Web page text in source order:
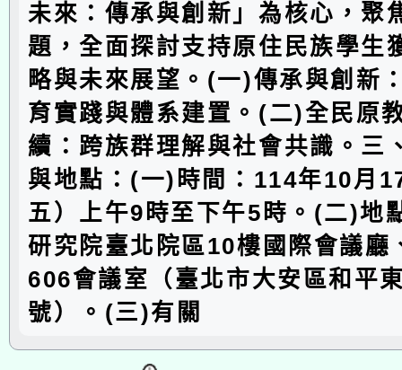
未來：傳承與創新」為核心，聚
題，全面探討支持原住民族學生
略與未來展望。(一)傳承與創新
育實踐與體系建置。(二)全民原
續：跨族群理解與社會共識。三
與地點：(一)時間：114年10月
五）上午9時至下午5時。(二)地
研究院臺北院區10樓國際會議廳
606會議室（臺北市大安區和平
號）。(三)有關